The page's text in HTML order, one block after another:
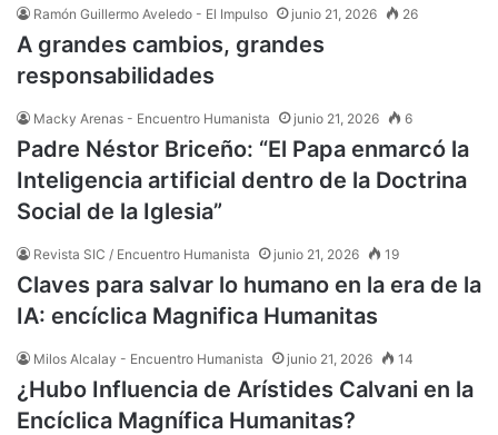
Ramón Guillermo Aveledo - El Impulso junio 21, 2026 26
A grandes cambios, grandes
responsabilidades
Macky Arenas - Encuentro Humanista junio 21, 2026 6
Padre Néstor Briceño: “El Papa enmarcó la
Inteligencia artificial dentro de la Doctrina
Social de la Iglesia”
Revista SIC / Encuentro Humanista junio 21, 2026 19
Claves para salvar lo humano en la era de la
IA: encíclica Magnifica Humanitas
Milos Alcalay - Encuentro Humanista junio 21, 2026 14
¿Hubo Influencia de Arístides Calvani en la
Encíclica Magnífica Humanitas?